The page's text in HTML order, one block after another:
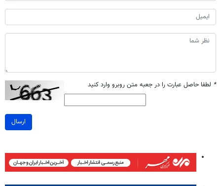
* لطفا حاصل عبارت را در جعبه متن روبرو وارد کنید
ارسال